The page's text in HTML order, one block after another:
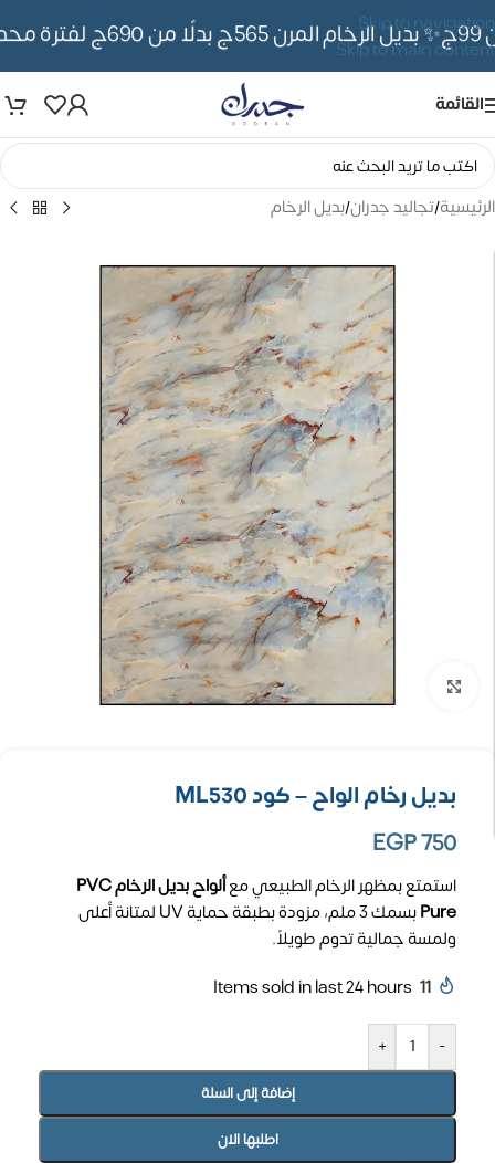
Skip to navigation
Skip to main content
✨ بديل الرخام المرن 565ج بدلًا من 690ج لفترة محدوده
القائمة
الرئيسية/تجاليد جدران/بديل الرخام
بديل رخام الواح – كود ML530
EGP750
استمتع بمظهر الرخام الطبيعي مع
ألواح بديل الرخام PVC
Pure
بسمك 3 ملم، مزودة بطبقة حماية UV لمتانة أعلى
ولمسة جمالية تدوم طويلاً.
11
Items sold in last 24 hours
-
+
إضافة إلى السلة
اطلبها الان